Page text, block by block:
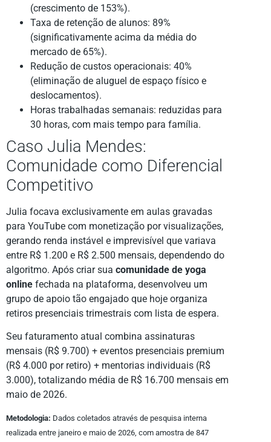
(crescimento de 153%).
Taxa de retenção de alunos: 89%
(significativamente acima da média do
mercado de 65%).
Redução de custos operacionais: 40%
(eliminação de aluguel de espaço físico e
deslocamentos).
Horas trabalhadas semanais: reduzidas para
30 horas, com mais tempo para família.
Caso Julia Mendes:
Comunidade como Diferencial
Competitivo
Julia focava exclusivamente em aulas gravadas
para YouTube com monetização por visualizações,
gerando renda instável e imprevisível que variava
entre R$ 1.200 e R$ 2.500 mensais, dependendo do
algoritmo. Após criar sua comunidade de yoga
online fechada na plataforma, desenvolveu um
grupo de apoio tão engajado que hoje organiza
retiros presenciais trimestrais com lista de espera.
Seu faturamento atual combina assinaturas
mensais (R$ 9.700) + eventos presenciais premium
(R$ 4.000 por retiro) + mentorias individuais (R$
3.000), totalizando média de R$ 16.700 mensais em
maio de 2026.
Metodologia: Dados coletados através de pesquisa interna
realizada entre janeiro e maio de 2026, com amostra de 847